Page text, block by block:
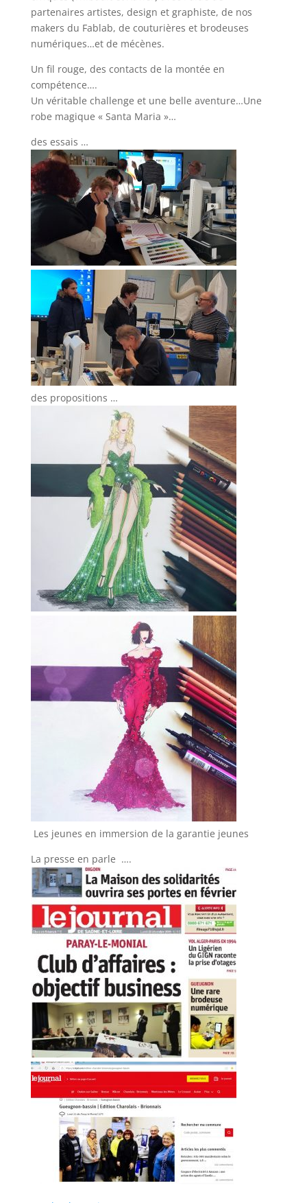
partenaires artistes, design et graphiste, de nos
makers du Fablab, de couturières et brodeuses
numériques…et de mécènes.
Un fil rouge, des contacts de la montée en
compétence….
Un véritable challenge et une belle aventure…Une
robe magique « Santa Maria »…
des essais …
des propositions …
Les jeunes en immersion de la garantie jeunes
La presse en parle ….